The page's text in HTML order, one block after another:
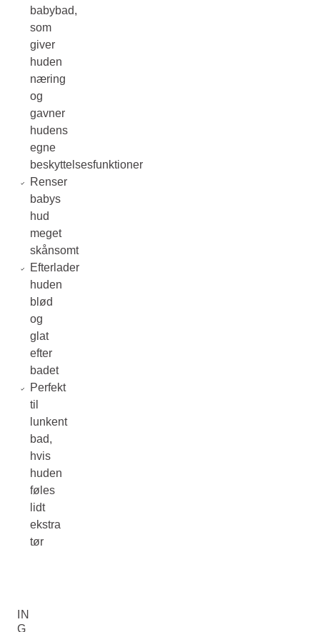
babybad,
som
giver
huden
næring
og
gavner
hudens
egne
beskyttelsesfunktioner
Renser
babys
hud
meget
skånsomt
Efterlader
huden
blød
og
glat
efter
badet
Perfekt
til
lunkent
bad,
hvis
huden
føles
lidt
ekstra
tør
IN
G